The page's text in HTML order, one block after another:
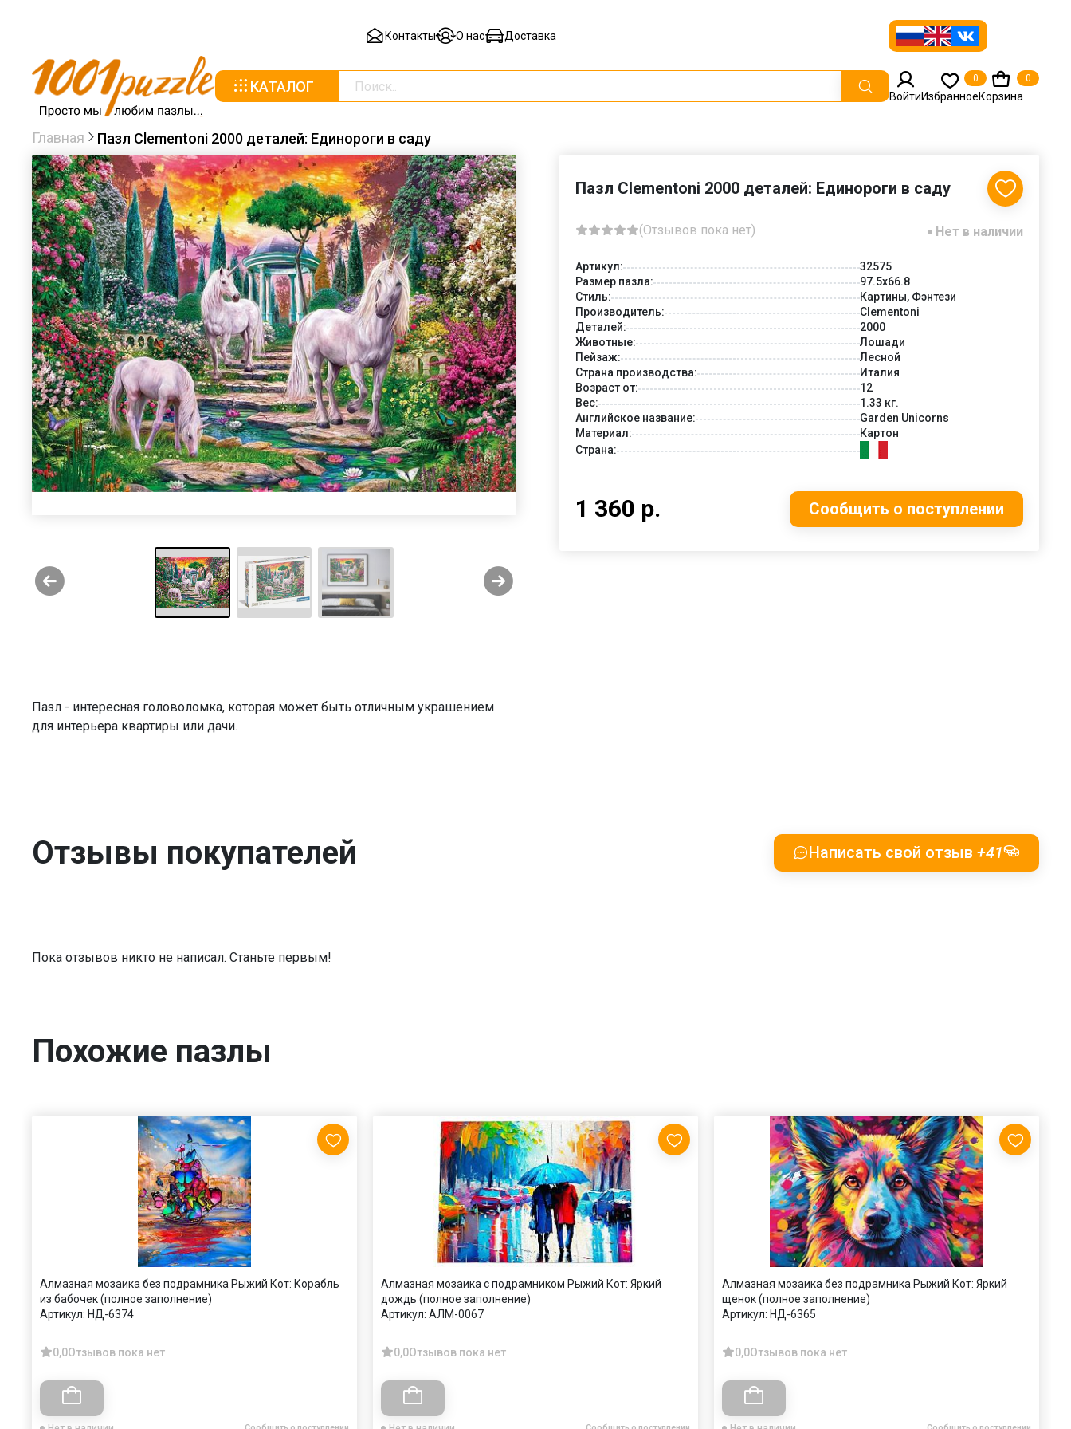
Контакты О нас Доставка
КАТАЛОГ
ВойтиИзбранное
0
Корзина
0
Главная Пазл Clementoni 2000 деталей: Единороги в саду
Пазл - интересная головоломка, которая может быть отличным украшением
для интерьера квартиры или дачи.
Пазл Clementoni 2000 деталей: Единороги в саду
(Отзывов пока нет) Нет в наличии
Артикул:
32575
Размер пазла:
97.5x66.8
Стиль:
Картины, Фэнтези
Производитель:
Clementoni
Деталей:
2000
Животные:
Лошади
Пейзаж:
Лесной
Страна производства:
Италия
Возраст от:
12
Вес:
1.33 кг.
Английское название:
Garden Unicorns
Материал:
Картон
Страна:
1 360 р. Сообщить о поступлении
Отзывы покупателей Написать свой отзыв +41
Пока отзывов никто не написал. Станьте первым!
Похожие пазлы
Алмазная мозаика без подрамника Рыжий Кот: Корабль
из бабочек (полное заполнение)
Артикул: НД-6374
0,0Отзывов пока нет
Алмазная мозаика с подрамником Рыжий Кот: Яркий
дождь (полное заполнение)
Артикул: АЛМ-0067
0,0Отзывов пока нет
Алмазная мозаика без подрамника Рыжий Кот: Яркий
щенок (полное заполнение)
Артикул: НД-6365
0,0Отзывов пока нет